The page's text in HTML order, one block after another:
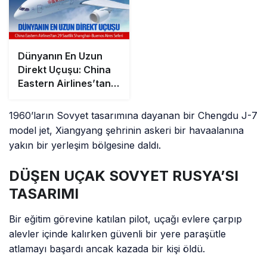
Dünyanın En Uzun
Direkt Uçuşu: China
Eastern Airlines’tan
Buenos Aires Seferi
1960’ların Sovyet tasarımına dayanan bir Chengdu J-7
model jet, Xiangyang şehrinin askeri bir havaalanına
yakın bir yerleşim bölgesine daldı.
DÜŞEN UÇAK SOVYET RUSYA’SI
TASARIMI
Bir eğitim görevine katılan pilot, uçağı evlere çarpıp
alevler içinde kalırken güvenli bir yere paraşütle
atlamayı başardı ancak kazada bir kişi öldü.